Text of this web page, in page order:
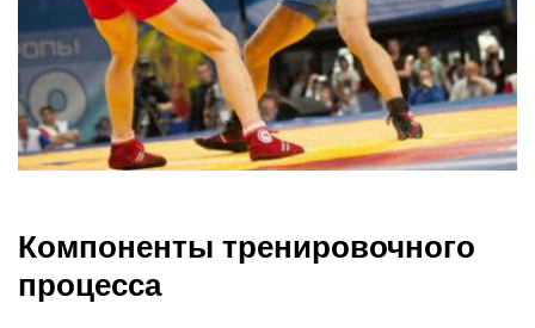
Компоненты тренировочного
процесса